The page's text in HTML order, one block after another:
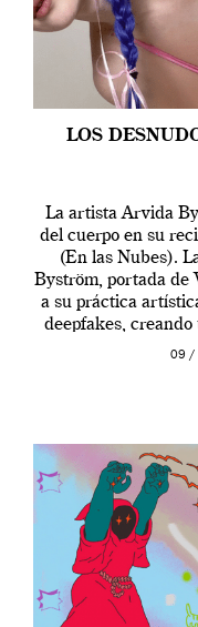
LOS
La artista Arvida
del cuerpo en su
(En las Nubes).
Byström, portada de
a su práctica
deepfakes,
09 /